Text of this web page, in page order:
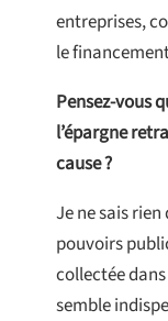
entreprises,
le
Pensez-vous
l’épargne
cause ?
Je ne sais
pouvoirs
collectée
semble